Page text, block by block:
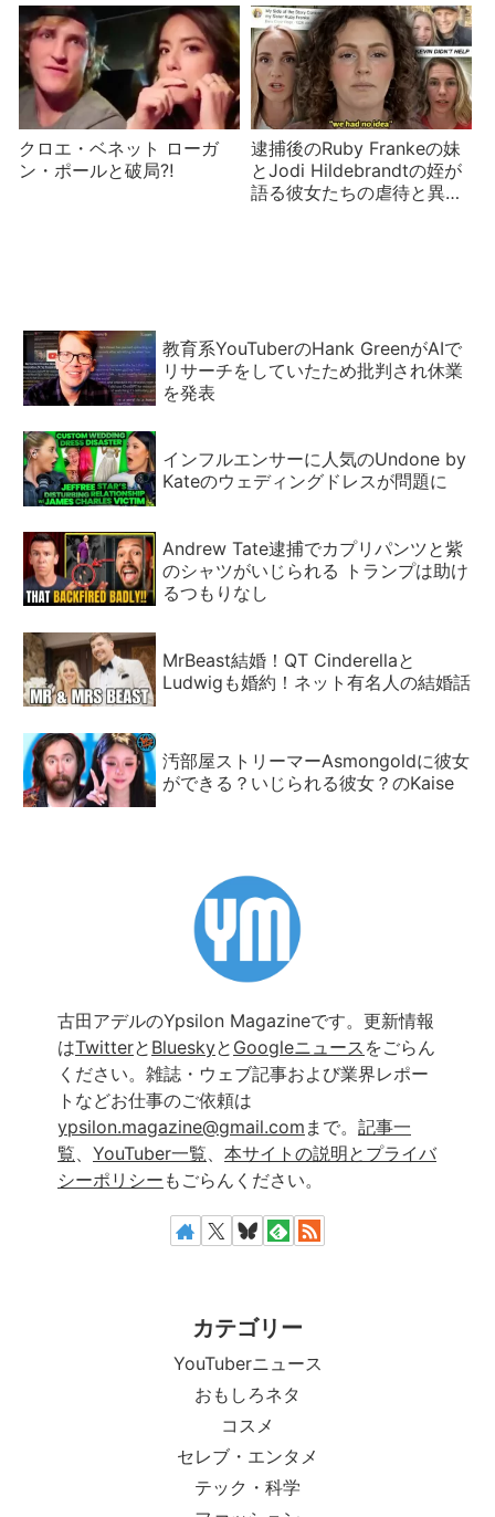
クロエ・ベネット ローガ
ン・ポールと破局⁈
逮捕後のRuby Frankeの妹
とJodi Hildebrandtの姪が
語る彼女たちの虐待と異
教育系YouTuberのHank GreenがAIで
リサーチをしていたため批判され休業
を発表
インフルエンサーに人気のUndone by
Kateのウェディングドレスが問題に
Andrew Tate逮捕でカプリパンツと紫
のシャツがいじられる トランプは助け
るつもりなし
MrBeast結婚！QT Cinderellaと
Ludwigも婚約！ネット有名人の結婚話
汚部屋ストリーマーAsmongoldに彼女
ができる？いじられる彼女？のKaise
古田アデルのYpsilon Magazineです。更新情報
はTwitterと Blueskyと Googleニュース をごらん
ください。雑誌・ウェブ記事および業界レポー
トなどお仕事のご依頼は
ypsilon.magazine@gmail.com まで。 記事一
覧
YouTuber一覧
本サイトの説明とプライバ
シーポリシー もごらんください。
カテゴリー
YouTuberニュース
おもしろネタ
コスメ
セレブ・エンタメ
テック・科学